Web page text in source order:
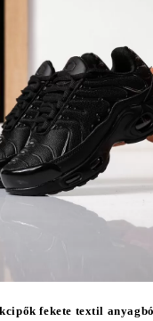
#25449fekete textil